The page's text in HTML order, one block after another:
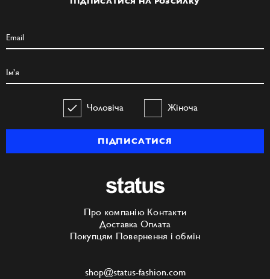
Чоловіча Жіноча
ПІДПИСАТИСЯ
Про компанію Контакти
Доставка Оплата
Покупцям Повернення і обмін
shop@status-fashion.com